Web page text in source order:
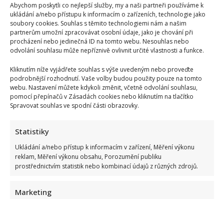
Abychom poskytli co nejlepší služby, my a naši partneři používáme k
ukládání a/nebo přístupu k informacím o zařízeních, technologie jako
soubory cookies. Souhlas s těmito technologiemi nám a našim
partnerům umožní zpracovávat osobní údaje, jako je chování při
procházení nebo jedinečná ID na tomto webu. Nesouhlas nebo
odvolání souhlasu může nepříznivě ovlivnit určité vlastnosti a funkce.
Kliknutím níže vyjádřete souhlas s výše uvedeným nebo proveďte
podrobnější rozhodnutí. Vaše volby budou použity pouze na tomto
webu. Nastavení můžete kdykoli změnit, včetně odvolání souhlasu,
pomocí přepínačů v Zásadách cookies nebo kliknutím na tlačítko
Spravovat souhlas ve spodní části obrazovky.
Statistiky
Ukládání a/nebo přístup k informacím v zařízení, Měření výkonu
reklam, Měření výkonu obsahu, Porozumění publiku
prostřednictvím statistik nebo kombinací údajů z různých zdrojů.
Marketing